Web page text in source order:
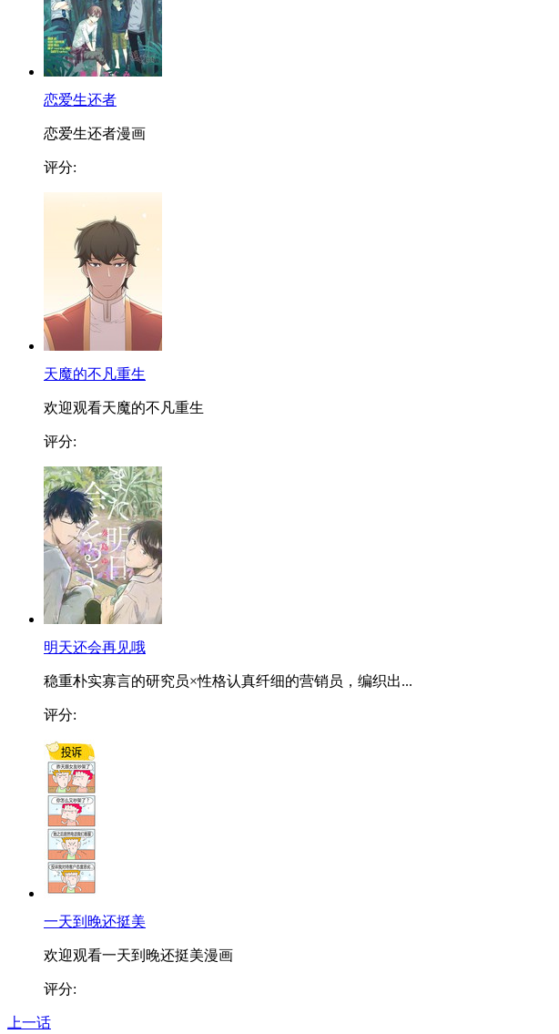
恋爱生还者
恋爱生还者漫画
评分:
天魔的不凡重生
欢迎观看天魔的不凡重生
评分:
明天还会再见哦
稳重朴实寡言的研究员×性格认真纤细的营销员，编织出...
评分:
一天到晚还挺美
欢迎观看一天到晚还挺美漫画
评分:
上一话